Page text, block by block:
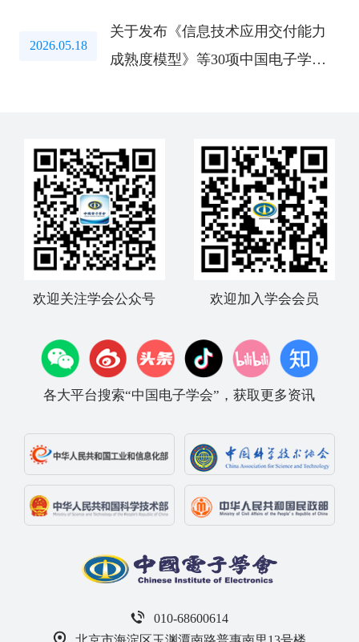
2026.05.18
关于发布《信息技术应用交付能力
成熟度模型》等30项中国电子学会
欢迎关注学会公众号 欢迎加入学会会员
各大平台搜索“中国电子学会”，获取更多资讯
010-68600614